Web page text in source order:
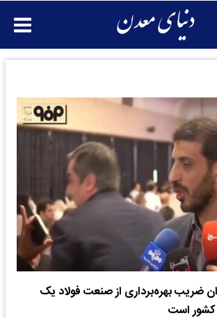
ضریب بهره‌برداری از صنعت فولاد یک
است